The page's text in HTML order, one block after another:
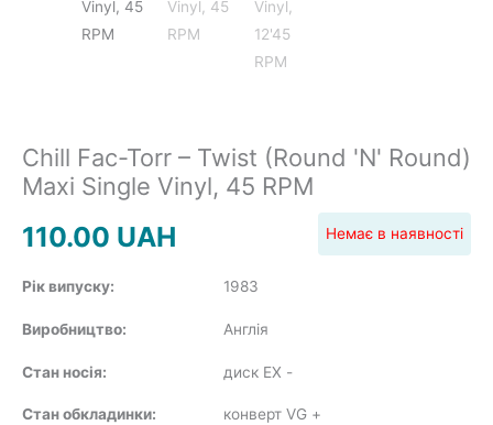
Chill Fac-Torr – Twist (Round 'N' Round)
Maxi Single Vinyl, 45 RPM
110.00 UAH Немає в наявності
Рік випуску: 1983
Виробництво: Англiя
Стан носія: диск EX -
Стан обкладинки: конверт VG +
ROCK
SOUNDTRACK
COMPILATION